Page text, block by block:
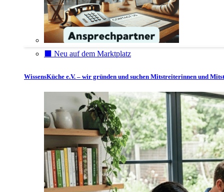
⬛️ Neu auf dem Marktplatz
WissensKüche e.V. – wir gründen und suchen Mitstreiterinnen und